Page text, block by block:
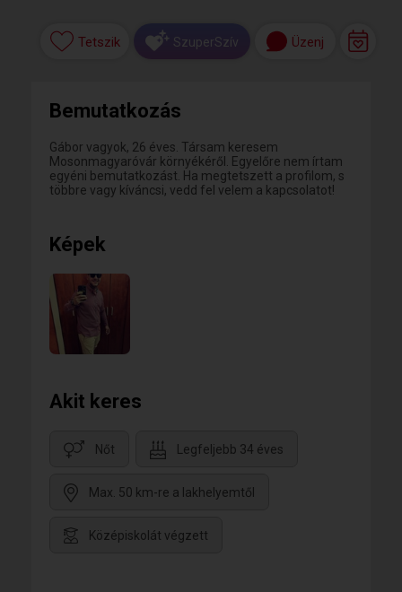
Tetszik SzuperSzív Üzenj
Bemutatkozás
Gábor vagyok, 26 éves. Társam keresem
Mosonmagyaróvár környékéről. Egyelőre nem írtam
egyéni bemutatkozást. Ha megtetszett a profilom, s
többre vagy kíváncsi, vedd fel velem a kapcsolatot!
Képek
Akit keres
Nőt Legfeljebb 34 éves
Max. 50 km-re a lakhelyemtől
Középiskolát végzett